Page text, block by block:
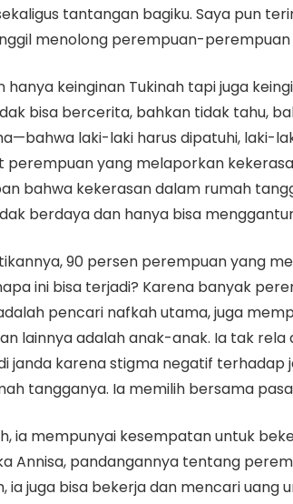
tantangan bagiku. Saya pun
menolong perempuan-
hanya keinginan Tukinah tapi juga
bisa bercerita, bahkan tidak tahu,
laki-laki harus dipatuhi, laki-
perempuan yang melaporkan
bahwa kekerasan dalam rumah
berdaya dan hanya bisa
90 persen perempuan yang
ini bisa terjadi? Karena banyak
pencari nafkah utama, juga
lainnya adalah anak-anak. Ia tak
janda karena stigma negatif
tangganya. Ia memilih bersama
ia mempunyai kesempatan untuk
Annisa, pandangannya tentang
ia juga bisa bekerja dan mencari